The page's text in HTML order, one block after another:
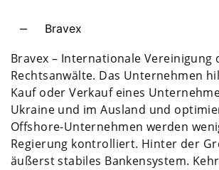
Bravex
Bravex – Internationale Vereinigung
Rechtsanwälte. Das Unternehmen
Kauf oder Verkauf eines
Ukraine und im Ausland und
Offshore-Unternehmen werden
Regierung kontrolliert. Hinter der
äußerst stabiles Bankensystem.